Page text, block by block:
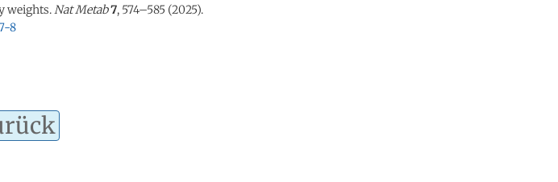
weights. Nat Metab7, 574–585 (2025).
8